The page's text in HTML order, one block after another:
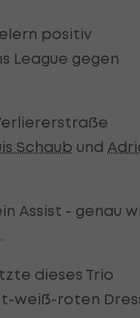
positiv
League gegen
Schaub und
Assist - genau
dieses Trio
weiß-roten